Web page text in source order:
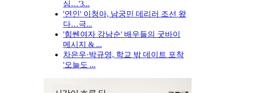
심…'3...
'연인' 이청아, 남궁민 데리러 조선 왔
다…극...
'힘쎈여자 강남순' 배우들의 굿바이
메시지 & ...
차은우·박규영, 학교 밖 데이트 포착
'오늘도 ...